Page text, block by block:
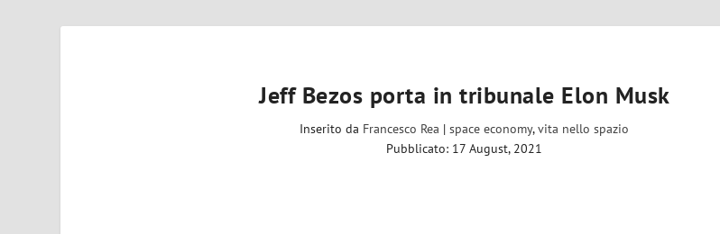
Jeff Bezos porta in tribunale Elon Musk
Inserito da Francesco Rea |space economy,vita nello spazio
Pubblicato: 17 August, 2021